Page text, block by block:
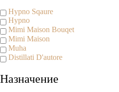
Hypno Sqaure
Hypno
Mimi Maison Bouqet
Mimi Maison
Muha
Distillati D'autore
Назначение